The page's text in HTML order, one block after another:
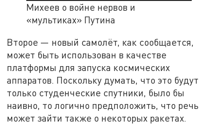
Михеев о войне нервов и
«мультиках» Путина
Второе — новый самолёт, как сообщается,
может быть использован в качестве
платформы для запуска космических
аппаратов. Поскольку думать, что это будут
только студенческие спутники, было бы
наивно, то логично предположить, что речь
может зайти также о некоторых ракетах.